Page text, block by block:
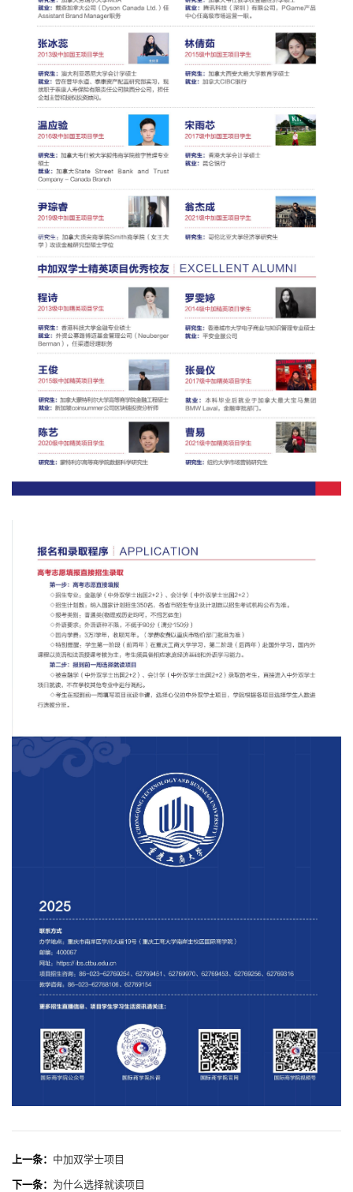
上一条： 中加双学士项目
下一条： 为什么选择就读项目